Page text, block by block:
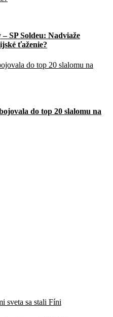
SP Soldeu: Nadviaže
ťaženie?
do top 20 slalomu na